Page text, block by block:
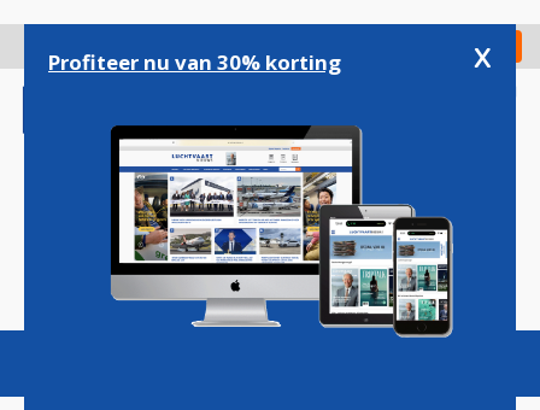
gaan
Check in
Magazine Podcasts Vacatures
Profiteer nu van 30% korting x